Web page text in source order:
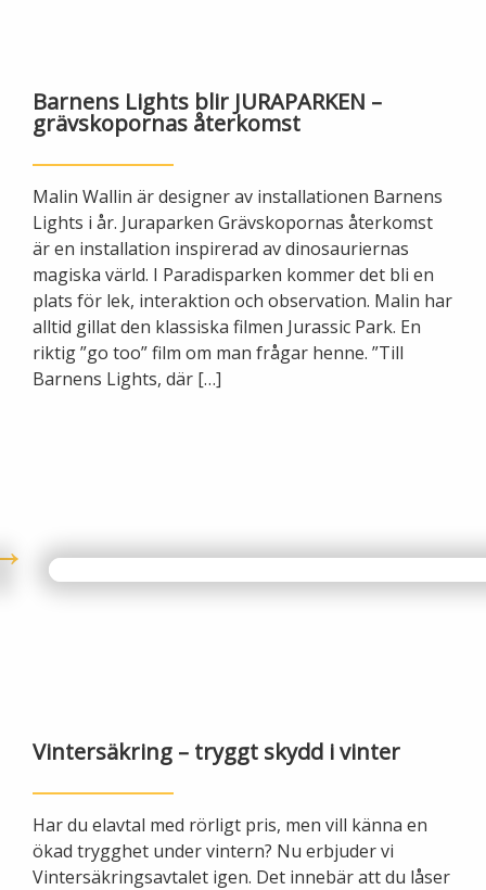
Barnens Lights blir JURAPARKEN –
grävskopornas återkomst
Malin Wallin är designer av installationen Barnens
Lights i år. Juraparken Grävskopornas återkomst
är en installation inspirerad av dinosauriernas
magiska värld. I Paradisparken kommer det bli en
plats för lek, interaktion och observation. Malin har
alltid gillat den klassiska filmen Jurassic Park. En
riktig ”go too” film om man frågar henne. ”Till
Barnens Lights, där […]
Vintersäkring – tryggt skydd i vinter
Har du elavtal med rörligt pris, men vill känna en
ökad trygghet under vintern? Nu erbjuder vi
Vintersäkringsavtalet igen. Det innebär att du låser